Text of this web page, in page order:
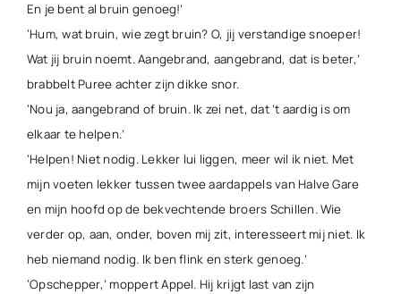
En je bent al bruin genoeg!’
‘Hum, wat bruin, wie zegt bruin? O, jij verstandige snoeper!
Wat jij bruin noemt. Aangebrand, aangebrand, dat is beter,’
brabbelt Puree achter zijn dikke snor.
‘Nou ja, aangebrand of bruin. Ik zei net, dat ’t aardig is om
elkaar te helpen.’
‘Helpen! Niet nodig. Lekker lui liggen, meer wil ik niet. Met
mijn voeten lekker tussen twee aardappels van Halve Gare
en mijn hoofd op de bekvechtende broers Schillen. Wie
verder op, aan, onder, boven mij zit, interesseert mij niet. Ik
heb niemand nodig. Ik ben flink en sterk genoeg.’
‘Opschepper,’ moppert Appel. Hij krijgt last van zijn